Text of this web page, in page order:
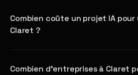
Combien coûte un projet IA
Claret ?
Combien d'entreprises à Claret